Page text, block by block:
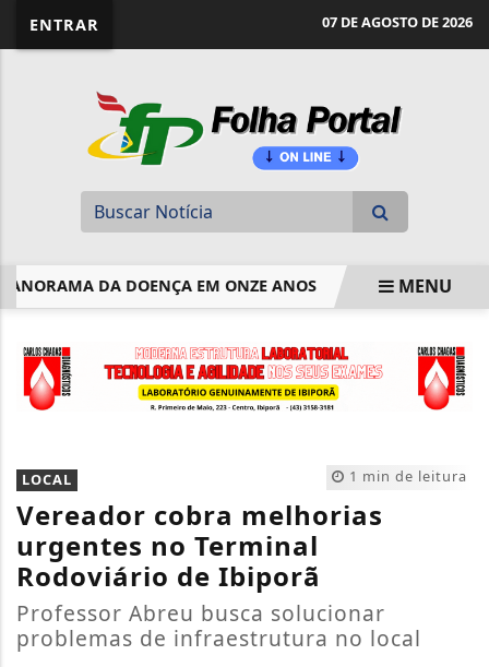
ENTRAR 07 DE AGOSTO DE 2026
DA DOENÇA EM ONZE ANOS RIO CONCENTRA
MENU
1 min de leitura
LOCAL
Vereador cobra melhorias
urgentes no Terminal
Rodoviário de Ibiporã
Professor Abreu busca solucionar
problemas de infraestrutura no local